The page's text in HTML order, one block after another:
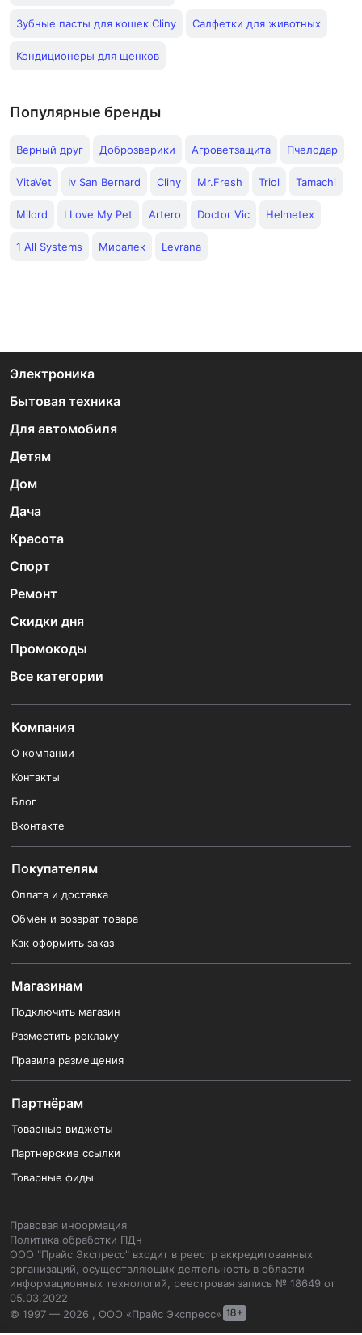
Зубные пасты для кошек Cliny Салфетки для животных
Кондиционеры для щенков
Популярные бренды
Верный друг Доброзверики Агроветзащита Пчелодар
VitaVet Iv San Bernard Cliny Mr.Fresh Triol Tamachi
Milord I Love My Pet Artero Doctor Vic Helmetex
1 All Systems Миралек Levrana
Электроника
Бытовая техника
Для автомобиля
Детям
Дом
Дача
Красота
Спорт
Ремонт
Скидки дня
Промокоды
Все категории
Компания
О компании
Контакты
Блог
Вконтакте
Покупателям
Оплата и доставка
Обмен и возврат товара
Как оформить заказ
Магазинам
Подключить магазин
Разместить рекламу
Правила размещения
Партнёрам
Товарные виджеты
Партнерские ссылки
Товарные фиды
Правовая информация
Политика обработки ПДн
ООО "Прайс Экспресс" входит в реестр аккредитованных
организаций, осуществляющих деятельность в области
информационных технологий, реестровая запись № 18649 от
05.03.2022
© 1997 — 2026 , ООО «Прайс Экспресс»